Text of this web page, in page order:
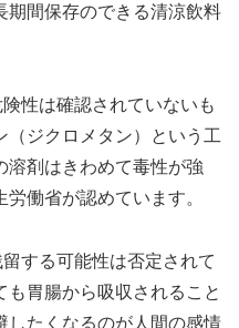
期間保存のできる清涼飲料
性は確認されていないも
ジクロメタン）という工
溶剤はきわめて毒性が強
働省が認めています。
する可能性は否定されて
胃腸から吸収されること
したくなるのが人間の感情